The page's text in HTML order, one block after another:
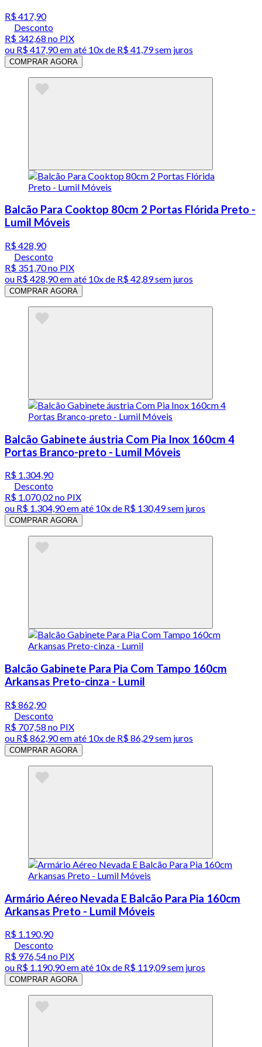
R$ 417,90
Desconto
R$ 342,68 no PIX
ou R$ 417,90em até 10x de R$ 41,79 sem juros
COMPRAR AGORA
Balcão Para Cooktop 80cm 2 Portas Flórida Preto -
Lumil Móveis
R$ 428,90
Desconto
R$ 351,70no PIX
ou R$ 428,90em até 10x de R$ 42,89 sem juros
COMPRAR AGORA
Balcão Gabinete áustria Com Pia Inox 160cm 4
Portas Branco-preto - Lumil Móveis
R$ 1.304,90
Desconto
R$ 1.070,02 no PIX
ou R$ 1.304,90em até 10x de R$ 130,49 sem juros
COMPRAR AGORA
Balcão Gabinete Para Pia Com Tampo 160cm
Arkansas Preto-cinza - Lumil
R$ 862,90
Desconto
R$ 707,58 no PIX
ou R$ 862,90em até 10x de R$ 86,29 sem juros
COMPRAR AGORA
Armário Aéreo Nevada E Balcão Para Pia 160cm
Arkansas Preto - Lumil Móveis
R$ 1.190,90
Desconto
R$ 976,54no PIX
ou R$ 1.190,90em até 10x de R$ 119,09 sem juros
COMPRAR AGORA